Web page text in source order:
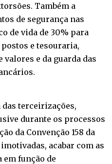
Também a
de segurança nas
de vida de 30% para
e tesouraria,
e da guarda das
terceirizações,
durante os processos
da Convenção 158 da
acabar com as
em função de